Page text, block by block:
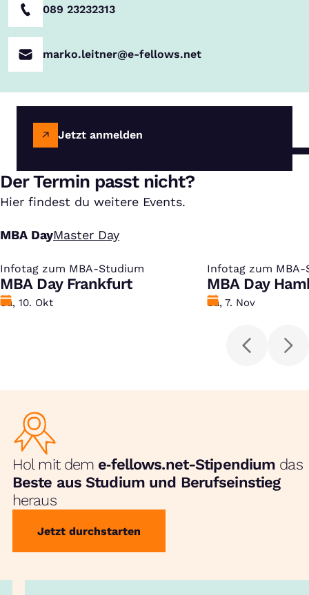
089 23232313
marko.leitner@e-fellows.net
Jetzt anmelden
Der Termin passt nicht?
Hier findest du weitere Events.
MBA DayMaster Day
Infotag zum MBA-Studium
:
MBA Day Frankfurt
Datum
Sa, 10. Okt
Infotag zum
:
MBA Day
Datum
Sa, 7. Nov
Hol mit dem e‑fellows.net-Stipendium das
Beste aus Studium und Berufseinstieg
heraus
Jetzt durchstarten